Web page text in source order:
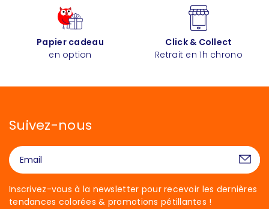
Papier cadeau
en option
Click & Collect
Retrait en 1h chrono
Suivez-nous
Inscrivez-vous à la newsletter pour recevoir les dernières
tendances colorées & promotions pétillantes !